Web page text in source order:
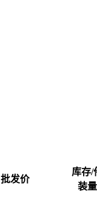
批发价
库存/
装量